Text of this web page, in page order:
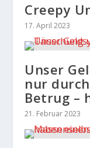
Creepy
17. April 2023
Unser
nur
Betrug –
21. Februar 2023